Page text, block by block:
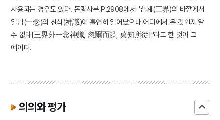
사용되는 경우도 있다. 돈황사본 P.2908에서 "삼계(三界)의 바깥에서
일념(一念)의 신식(神識)이 홀연히 일어났으나 어디에서 온 것인지 알
수 없다[三界外一念神識, 忽爾而起, 莫知所從]"라고 한 것이 그
예이다.
의의와 평가